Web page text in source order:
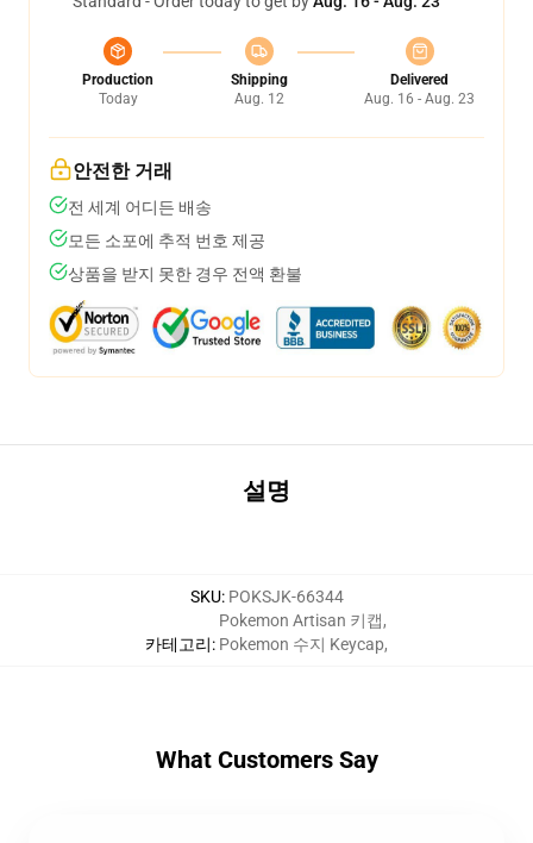
Production
Today
Shipping
Aug. 12
Delivered
Aug. 16 - Aug. 23
안전한 거래
전 세계 어디든 배송
모든 소포에 추적 번호 제공
상품을 받지 못한 경우 전액 환불
설명
SKU: POKSJK-66344
카테고리:
Pokemon Artisan 키캡,
Pokemon 수지 Keycap,
What Customers Say